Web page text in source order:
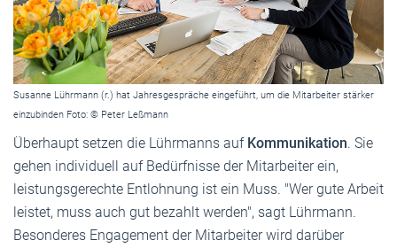
Susanne Lührmann (r.) hat Jahresgespräche eingeführt, um die Mitarbeiter stärker
einzubinden Foto: © Peter Leßmann
Überhaupt setzen die Lührmanns auf Kommunikation. Sie
gehen individuell auf Bedürfnisse der Mitarbeiter ein,
leistungsgerechte Entlohnung ist ein Muss. "Wer gute Arbeit
leistet, muss auch gut bezahlt werden", sagt Lührmann.
Besonderes Engagement der Mitarbeiter wird darüber